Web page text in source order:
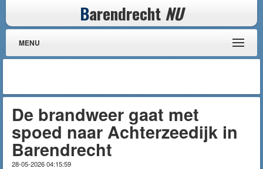
Barendrecht NU
MENU
De brandweer gaat met
spoed naar Achterzeedijk in
Barendrecht
28-05-2026 04:15:59